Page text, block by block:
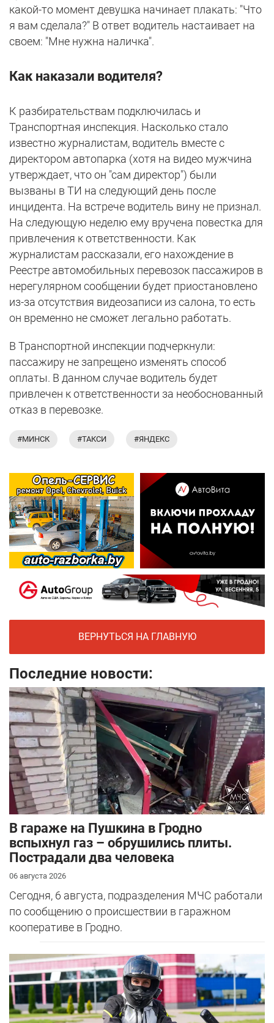
какой-то момент девушка начинает плакать: "Что
я вам сделала?" В ответ водитель настаивает на
своем: "Мне нужна наличка".
Как наказали водителя?
К разбирательствам подключилась и
Транспортная инспекция. Насколько стало
известно журналистам, водитель вместе с
директором автопарка (хотя на видео мужчина
утверждает, что он "сам директор") были
вызваны в ТИ на следующий день после
инцидента. На встрече водитель вину не признал.
На следующую неделю ему вручена повестка для
привлечения к ответственности. Как
журналистам рассказали, его нахождение в
Реестре автомобильных перевозок пассажиров в
нерегулярном сообщении будет приостановлено
из-за отсутствия видеозаписи из салона, то есть
он временно не сможет легально работать.
В Транспортной инспекции подчеркнули:
пассажиру не запрещено изменять способ
оплаты. В данном случае водитель будет
привлечен к ответственности за необоснованный
отказ в перевозке.
#МИНСК #ТАКСИ #ЯНДЕКС
ВЕРНУТЬСЯ НА ГЛАВНУЮ
Последние новости:
В гараже на Пушкина в Гродно
вспыхнул газ – обрушились плиты.
Пострадали два человека
06 августа 2026
Сегодня, 6 августа, подразделения МЧС работали
по сообщению о происшествии в гаражном
кооперативе в Гродно.